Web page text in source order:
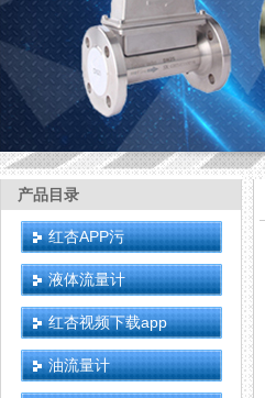
产品目录
红杏APP污
液体流量计
红杏视频下载app
油流量计